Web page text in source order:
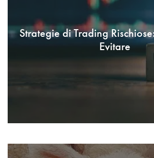
Strategie di Trading
Evitare